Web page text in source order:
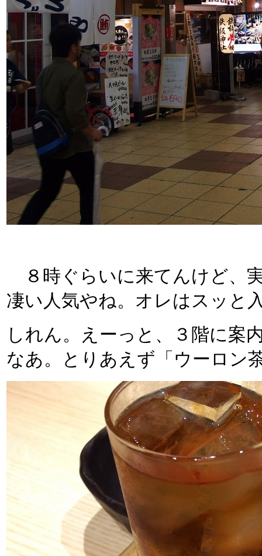
８時ぐらいに来てんけど、
凄い人気やね。オレはスッと
しれん。えーっと、３階に案
なあ。とりあえず「ウーロン